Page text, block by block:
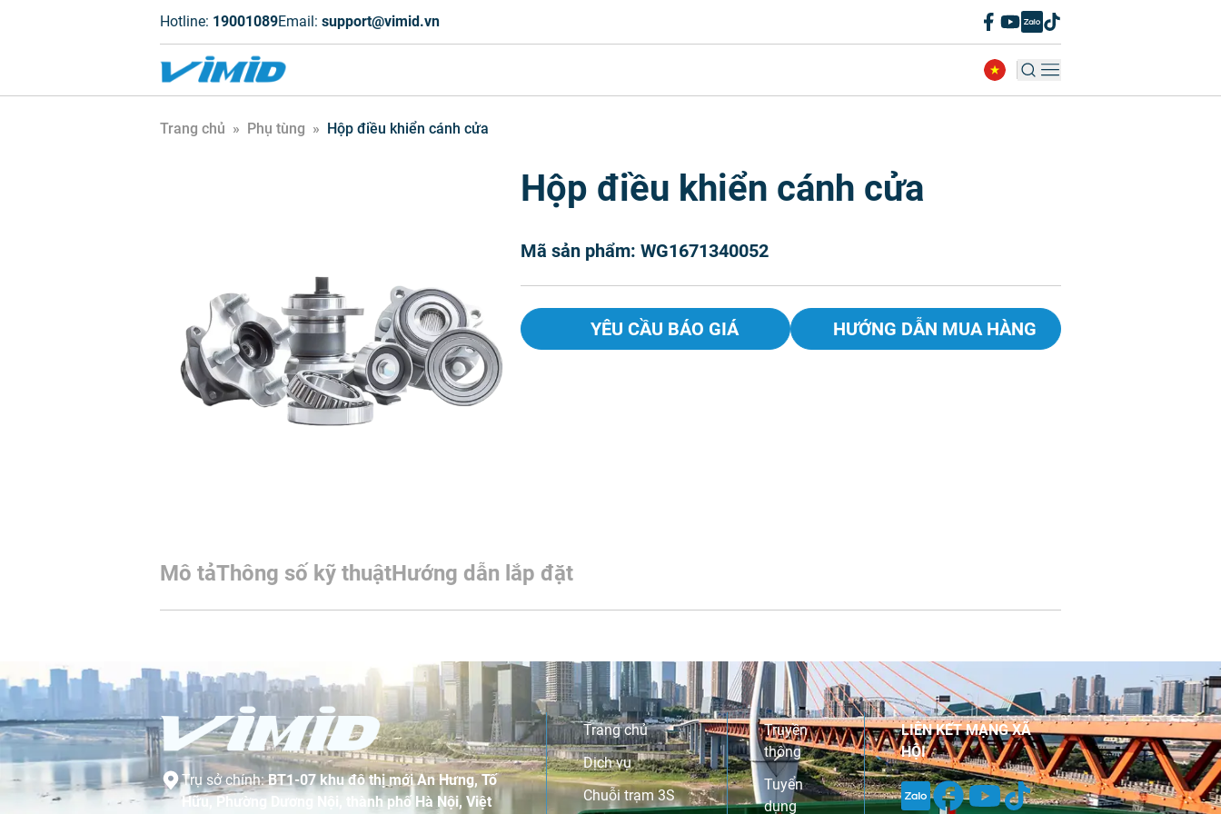
Hotline: 19001089Email: support@vimid.vn
Trang chủ » Phụ tùng » Hộp điều khiển cánh cửa
Hộp điều khiển cánh cửa
Mã sản phẩm: WG1671340052
YÊU CẦU BÁO GIÁ HƯỚNG DẪN MUA HÀNG
Mô tảThông số kỹ thuậtHướng dẫn lắp đặt
Trụ sở chính:BT1-07 khu đô thị mới An Hưng, Tố
Hữu, Phường Dương Nội, thành phố Hà Nội, Việt
Trang chủ
Dịch vụ
Chuỗi trạm 3S
Truyền
thông
Tuyển
dụng
LIÊN KẾT MẠNG XÃ
HỘI